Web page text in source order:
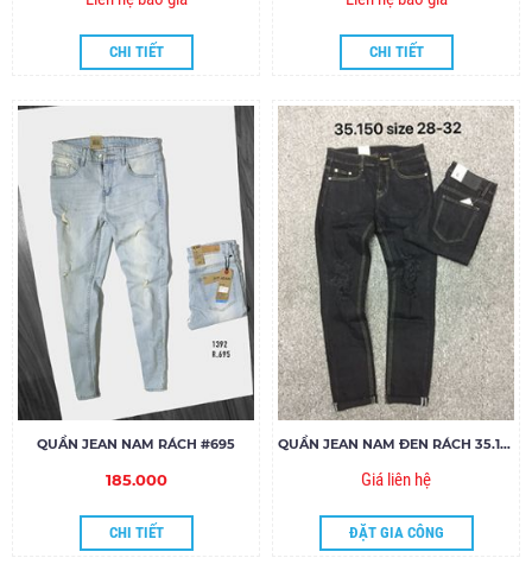
CHI TIẾT CHI TIẾT
QUẦN JEAN NAM RÁCH #695
185.000
CHI TIẾT
QUẦN JEAN NAM ĐEN RÁCH 35.150
Giá liên hệ
ĐẶT GIA CÔNG